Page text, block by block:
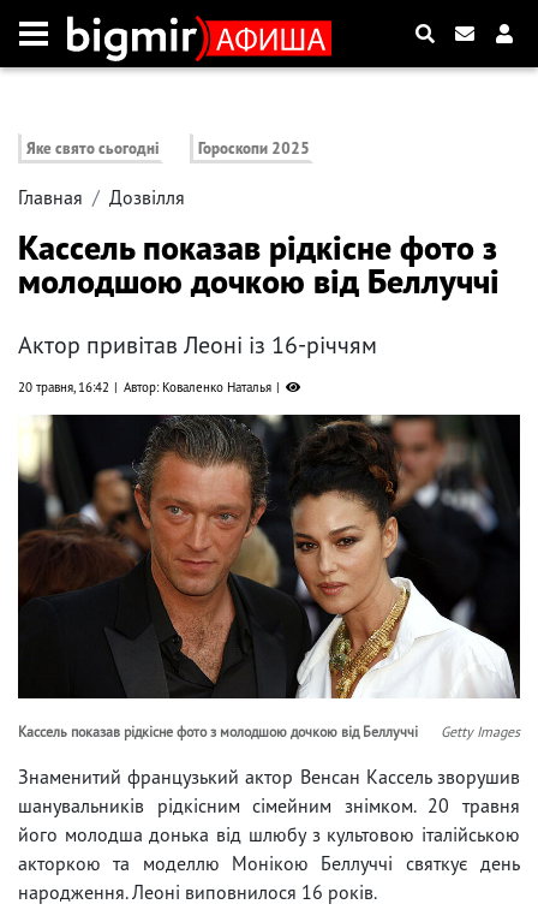
Яке свято сьогодні Гороскопи 2025
Главная Дозвілля
Кассель показав рідкісне фото з
молодшою дочкою від Беллуччі
Актор привітав Леоні із 16-річчям
20 травня, 16:42 Автор: Коваленко Наталья
Кассель показав рідкісне фото з молодшою ​​дочкою від Беллуччі Getty Images
Знаменитий французький актор Венсан Кассель зворушив
шанувальників рідкісним сімейним знімком. 20 травня
його молодша донька від шлюбу з культовою італійською
акторкою та моделлю Монікою Беллуччі святкує день
народження. Леоні виповнилося 16 років.